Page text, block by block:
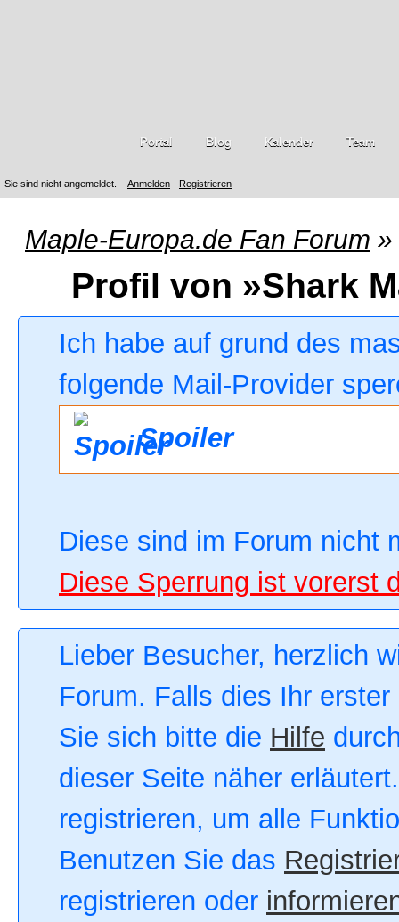
Sie sind nicht angemeldet. Anmelden Registrieren
Portal Blog Kalender Team
Maple-Europa.de Fan Forum »
Profil von »Shark
Ich habe auf grund des
folgende Mail-Provider
Spoiler
Diese sind im Forum nicht
Diese Sperrung ist vorerst
Lieber Besucher, herzlich
Forum. Falls dies Ihr
Sie sich bitte die Hilfe
dieser Seite näher
registrieren, um alle
Benutzen Sie das
registrieren oder